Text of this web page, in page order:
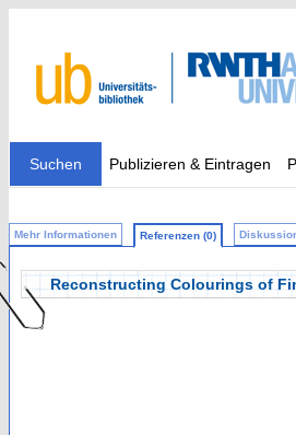
Suchen Publizieren & Eintragen
Mehr Informationen Referenzen (0)
Reconstructing Colourings of